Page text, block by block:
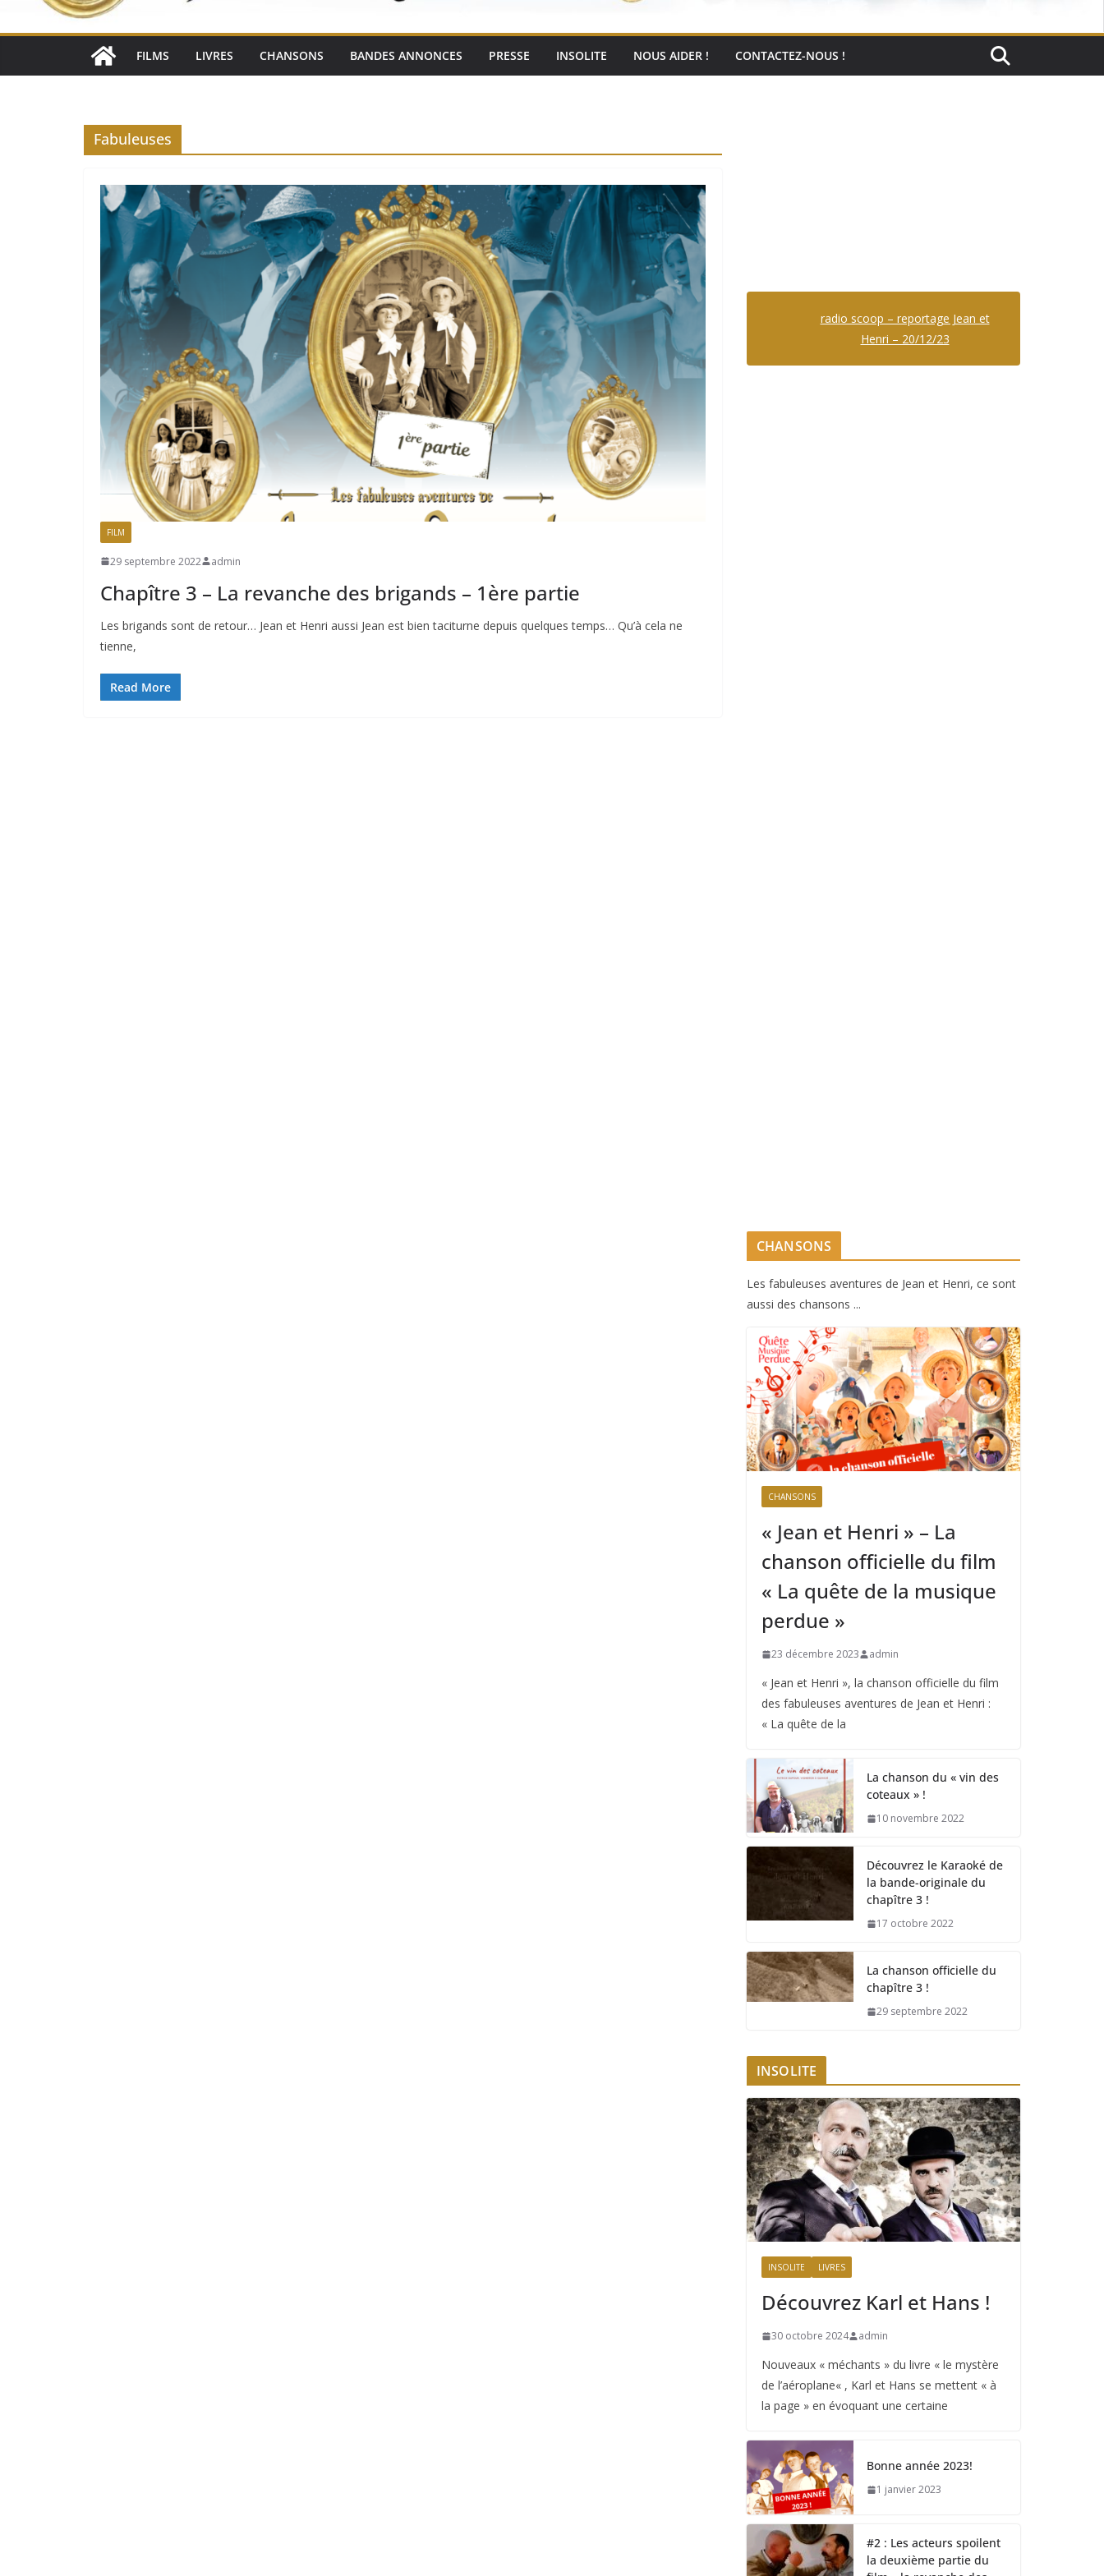
FILMS LIVRES CHANSONS BANDES ANNONCES PRESSE INSOLITE NOUS AIDER ! CONTACTEZ-NOUS !
Fabuleuses
FILM
29 septembre 2022 admin
Chapître 3 – La revanche des brigands – 1ère partie
Les brigands sont de retour… Jean et Henri aussi Jean est bien taciturne depuis quelques temps… Qu’à cela ne
tienne,
Read More
radio scoop – reportage Jean et
Henri – 20/12/23
CHANSONS
Les fabuleuses aventures de Jean et Henri, ce sont
aussi des chansons ...
CHANSONS
« Jean et Henri » – La
chanson officielle du film
« La quête de la musique
perdue »
23 décembre 2023 admin
« Jean et Henri », la chanson officielle du film
des fabuleuses aventures de Jean et Henri :
« La quête de la
La chanson du « vin des
coteaux » !
10 novembre 2022
Découvrez le Karaoké de
la bande-originale du
chapître 3 !
17 octobre 2022
La chanson officielle du
chapître 3 !
29 septembre 2022
INSOLITE
INSOLITE LIVRES
Découvrez Karl et Hans !
30 octobre 2024 admin
Nouveaux « méchants » du livre « le mystère
de l’aéroplane« , Karl et Hans se mettent « à
la page » en évoquant une certaine
Bonne année 2023!
1 janvier 2023
#2 : Les acteurs spoilent
la deuxième partie du